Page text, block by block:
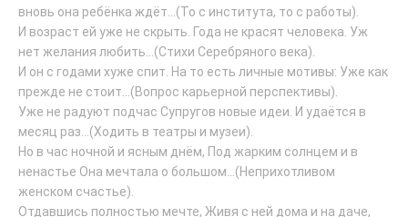
вновь она ребёнка ждёт...(То с института, то с работы).
И возраст ей уже не скрыть. Года не красят человека. Уж
нет желания любить...(Стихи Серебряного века).
И он с годами хуже спит. На то есть личные мотивы: Уже как
прежде не стоит...(Вопрос карьерной перспективы).
Уже не радуют подчас Супругов новые идеи. И удаётся в
месяц раз...(Ходить в театры и музеи).
Но в час ночной и ясным днём, Под жарким солнцем и в
ненастье Она мечтала о большом...(Неприхотливом
женском счастье).
Отдавшись полностью мечте, Живя с ней дома и на даче,